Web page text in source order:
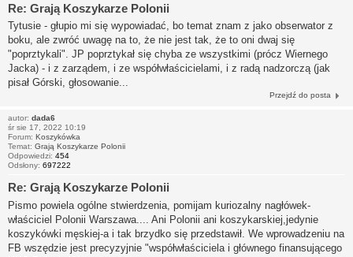
Re: Grają Koszykarze Polonii
Tytusie - głupio mi się wypowiadać, bo temat znam z jako obserwator z
boku, ale zwróć uwagę na to, że nie jest tak, że to oni dwaj się
"poprztykali". JP poprztykał się chyba ze wszystkimi (prócz Wiernego
Jacka) - i z zarządem, i ze współwłaścicielami, i z radą nadzorczą (jak
pisał Górski, głosowanie...
Przejdź do posta
autor: dada6
śr sie 17, 2022 10:19
Forum: Koszykówka
Temat: Grają Koszykarze Polonii
Odpowiedzi: 454
Odsłony: 697222
Re: Grają Koszykarze Polonii
Pismo powiela ogólne stwierdzenia, pomijam kuriozalny nagłówek-
właściciel Polonii Warszawa.... Ani Polonii ani koszykarskiej,jedynie
koszykówki męskiej-a i tak brzydko się przedstawił. We wprowadzeniu na
FB wszędzie jest precyzyjnie "współwłaściciela i głównego finansującego